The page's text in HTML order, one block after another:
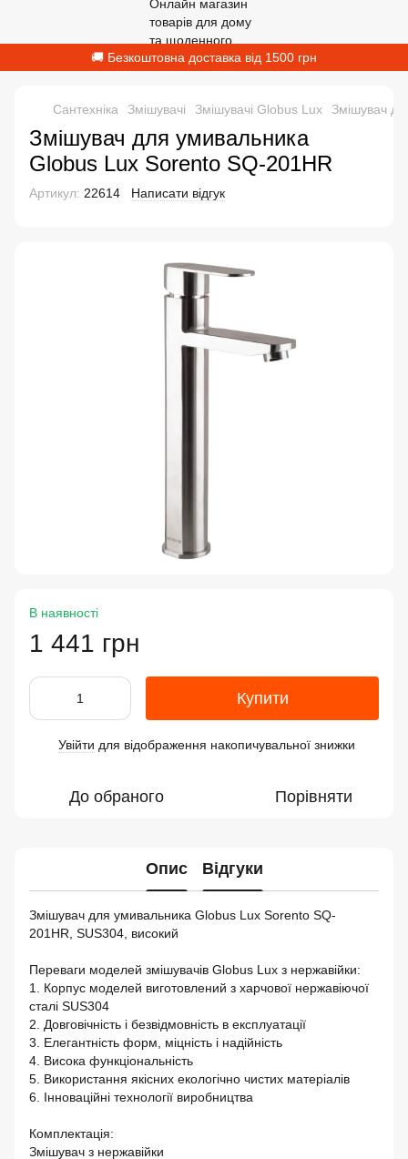
🚚 Безкоштовна доставка від 1500 грн
Сантехніка Змішувачі Змішувачі Globus Lux Змішувач
Змішувач для умивальника
Globus Lux Sorento SQ-201HR
Артикул: 22614 Написати відгук
В наявності
1 441 грн
Купити
Увійти для відображення накопичувальної знижки
До обраного Порівняти
Опис Відгуки
Змішувач для умивальника Globus Lux Sorento SQ-
201HR, SUS304, високий
Переваги моделей змішувачів Globus Lux з нержавійки:
1. Корпус моделей виготовлений з харчової нержавіючої
сталі SUS304
2. Довговічність і безвідмовність в експлуатації
3. Елегантність форм, міцність і надійність
4. Висока функціональність
5. Використання якісних екологічно чистих матеріалів
6. Інноваційні технології виробництва
Комплектація:
Змішувач з нержавійки